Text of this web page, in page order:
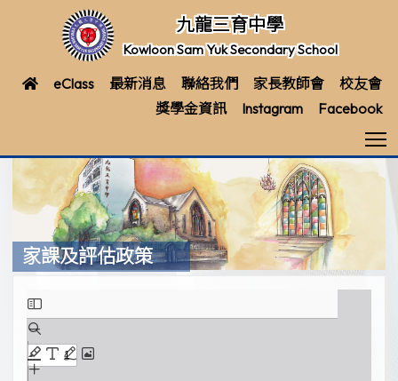
九龍三育中學
Kowloon Sam Yuk Secondary School
eClass 最新消息 聯絡我們 家長教師會
校友會
獎學金資訊
Instagram Facebook
家課及評估政策